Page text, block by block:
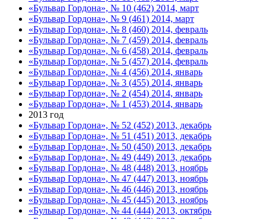
«Бульвар Гордона», № 10 (462) 2014, март
«Бульвар Гордона», № 9 (461) 2014, март
«Бульвар Гордона», № 8 (460) 2014, февраль
«Бульвар Гордона», № 7 (459) 2014, февраль
«Бульвар Гордона», № 6 (458) 2014, февраль
«Бульвар Гордона», № 5 (457) 2014, февраль
«Бульвар Гордона», № 4 (456) 2014, январь
«Бульвар Гордона», № 3 (455) 2014, январь
«Бульвар Гордона», № 2 (454) 2014, январь
«Бульвар Гордона», № 1 (453) 2014, январь
2013 год
«Бульвар Гордона», № 52 (452) 2013, декабрь
«Бульвар Гордона», № 51 (451) 2013, декабрь
«Бульвар Гордона», № 50 (450) 2013, декабрь
«Бульвар Гордона», № 49 (449) 2013, декабрь
«Бульвар Гордона», № 48 (448) 2013, ноябрь
«Бульвар Гордона», № 47 (447) 2013, ноябрь
«Бульвар Гордона», № 46 (446) 2013, ноябрь
«Бульвар Гордона», № 45 (445) 2013, ноябрь
«Бульвар Гордона», № 44 (444) 2013, октябрь